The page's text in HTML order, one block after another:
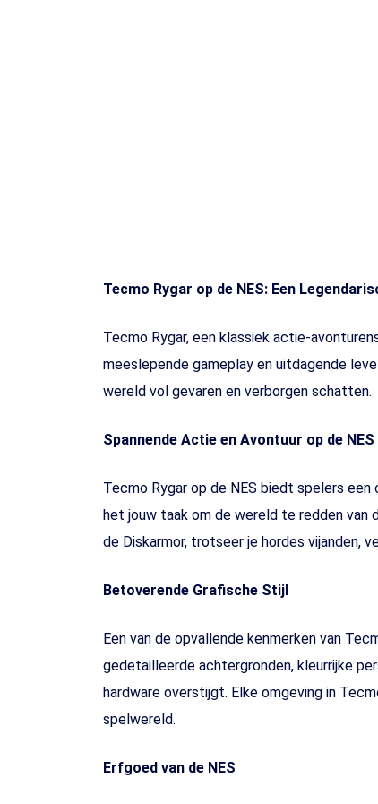
Tecmo Rygar op de NES: Een
Tecmo Rygar, een klassiek actie-
meeslepende gameplay en uitdagende
wereld vol gevaren en verborgen schatten.
Spannende Actie en Avontuur op de NES
Tecmo Rygar op de NES biedt spelers
het jouw taak om de wereld te redden van
de Diskarmor, trotseer je hordes vijanden,
Betoverende Grafische Stijl
Een van de opvallende kenmerken van
gedetailleerde achtergronden, kleurrijke
hardware overstijgt. Elke omgeving in
spelwereld.
Erfgoed van de NES